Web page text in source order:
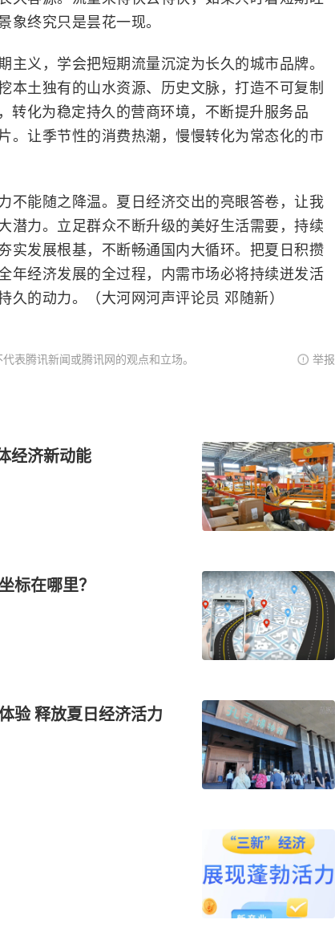
象终究只是昙花一现。
义，学会把短期流量沉淀为长久的城市品牌。
本土独有的山水资源、历史文脉，打造不可复制
转化为稳定持久的营商环境，不断提升服务品
。让季节性的消费热潮，慢慢转化为常态化的市
能随之降温。夏日经济交出的亮眼答卷，让我
潜力。立足群众不断升级的美好生活需要，持续
实发展根基，不断畅通国内大循环。把夏日积攒
年经济发展的全过程，内需市场必将持续迸发活
久的动力。（大河网河声评论员 邓随新）
表腾讯新闻或腾讯网的观点和立场。 举报
经济新动能
标在哪里？
验 释放夏日经济活力